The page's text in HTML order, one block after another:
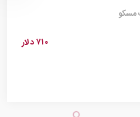
۷۱۰ دلار